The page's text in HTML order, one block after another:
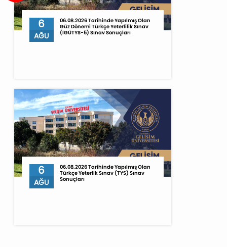
6
AĞU
06.08.2026 Tarihinde Yapılmış Olan
Güz Dönemi Türkçe Yeterlilik Sınav
(İGÜTYS-5) Sınav Sonuçları
6
AĞU
06.08.2026 Tarihinde Yapılmış Olan
Türkçe Yeterlik Sınav (TYS) Sınav
Sonuçları